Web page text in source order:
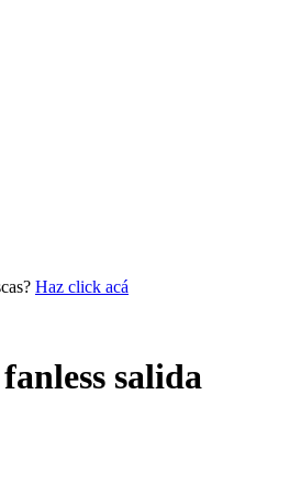
Haz click acá
salida